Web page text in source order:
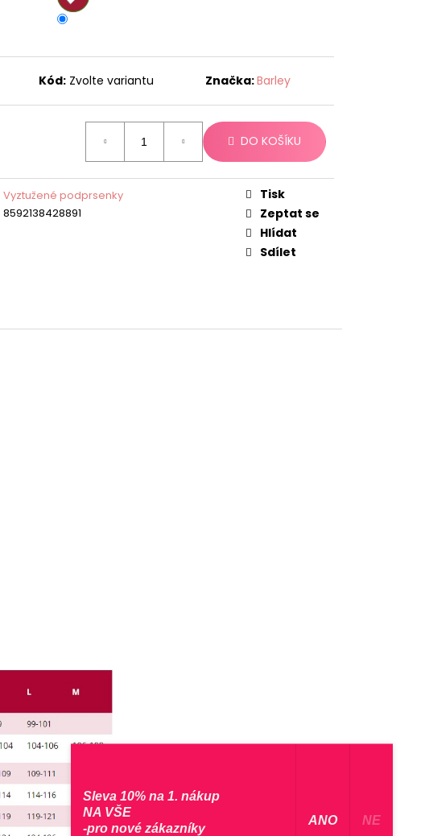
Kód: Zvolte variantu Značka:Barley
DO KOŠÍKU
Vyztužené podprsenky
8592138428891
Tisk
Zeptat se
Hlídat
Sdílet
Sleva 10% na 1. nákup
NA VŠE
-pro nové zákazníky
​ ANO ​ NE